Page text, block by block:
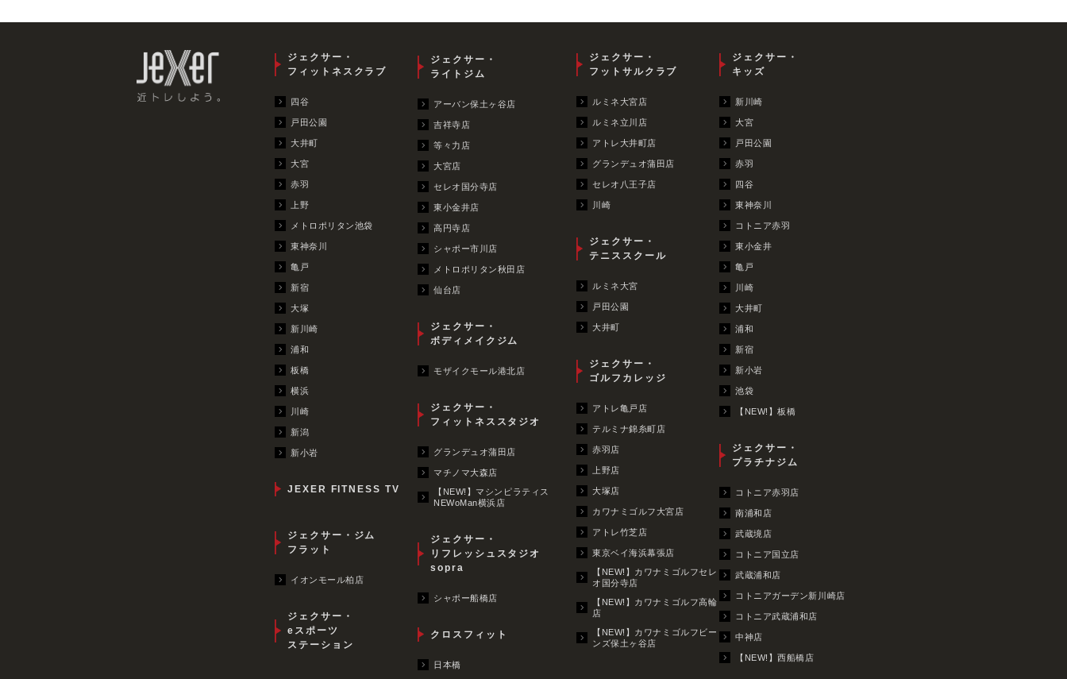
ジェクサー・
フィットネスクラブ
四谷
戸田公園
大井町
大宮
赤羽
上野
メトロポリタン池袋
東神奈川
亀戸
新宿
大塚
新川崎
浦和
板橋
横浜
川崎
新潟
新小岩
JEXER FITNESS TV
ジェクサー・ジム
フラット
イオンモール柏店
ジェクサー・
eスポーツ
ステーション
ジェクサー・
ライトジム
アーバン保土ヶ谷店
吉祥寺店
等々力店
大宮店
セレオ国分寺店
東小金井店
高円寺店
シャポー市川店
メトロポリタン秋田店
仙台店
ジェクサー・
ボディメイクジム
モザイクモール港北店
ジェクサー・
フィットネススタジオ
グランデュオ蒲田店
マチノマ大森店
【NEW!】マシンピラティス
NEWoMan横浜店
ジェクサー・
リフレッシュスタジオ
sopra
シャポー船橋店
クロスフィット
日本橋
ジェクサー・
フットサルクラブ
ルミネ大宮店
ルミネ立川店
アトレ大井町店
グランデュオ蒲田店
セレオ八王子店
川崎
ジェクサー・
テニススクール
ルミネ大宮
戸田公園
大井町
ジェクサー・
ゴルフカレッジ
アトレ亀戸店
テルミナ錦糸町店
赤羽店
上野店
大塚店
カワナミゴルフ大宮店
アトレ竹芝店
東京ベイ海浜幕張店
【NEW!】カワナミゴルフセレ
オ国分寺店
【NEW!】カワナミゴルフ高輪
店
【NEW!】カワナミゴルフビー
ンズ保土ヶ谷店
ジェクサー・
キッズ
新川崎
大宮
戸田公園
赤羽
四谷
東神奈川
コトニア赤羽
東小金井
亀戸
川崎
大井町
浦和
新宿
新小岩
池袋
【NEW!】板橋
ジェクサー・
プラチナジム
コトニア赤羽店
南浦和店
武蔵境店
コトニア国立店
武蔵浦和店
コトニアガーデン新川崎店
コトニア武蔵浦和店
中神店
【NEW!】西船橋店